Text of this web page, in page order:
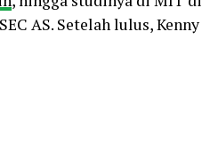
AS. Setelah lulus, Kenny